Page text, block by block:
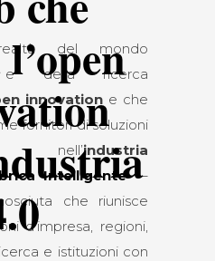
del mondo
e della ricerca
innovation e che
fornitori di soluzioni
nell’industria
Intelligente–
che riunisce
d’impresa, regioni,
e istituzioni con